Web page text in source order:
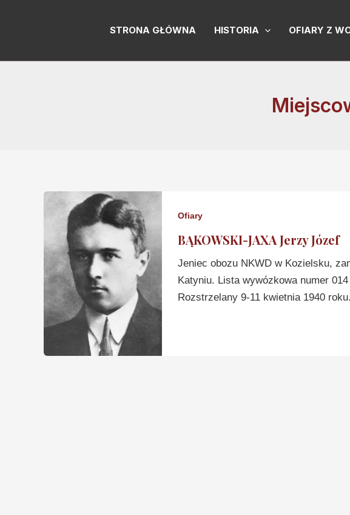
STRONA GŁÓWNA HISTORIA OFIARY Z
Ofiary
BĄKOWSKI-JAXA Jerzy Józef
Jeniec obozu NKWD w Kozielsku,
Katyniu. Lista wywózkowa numer
Rozstrzelany 9-11 kwietnia 1940 roku.